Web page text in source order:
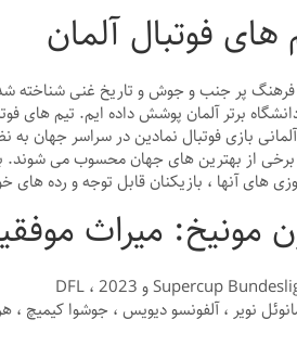
های فوتبال آلمان
فرهنگ پر جنب و جوش و تاریخ غنی شناخته
وبلاگ خود در 12 دانشگاه برتر آلمان پوشش داده
بازی فوتبال نمادین در سراسر جهان به
برخی از بهترین های جهان محسوب می شوند.
های آنها ، بازیکنان قابل توجه و رده
نویر ، آلفونسو دیویس ، جوشوا کیمیچ ،